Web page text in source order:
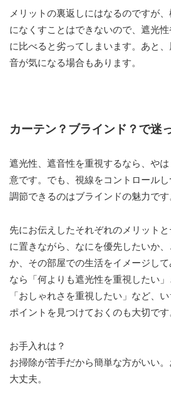
メリットの裏返しにはなるのですが
になくすことはできないので、遮光
に比べると劣ってしまいます。あと
音が気になる場合もあります。
カーテン？ブラインド？で迷
遮光性、遮音性を重視するなら、や
意です。でも、視線をコントロール
調節できるのはブラインドの魅力です
先にお伝えしたそれぞれのメリット
に置きながら、なにを優先したいか
か、その部屋での生活をイメージし
なら「何よりも遮光性を重視したい
「おしゃれさを重視したい」など、
ポイントを見つけておくのも大切です
お手入れは？
お掃除が苦手だから簡単な方がいい
大丈夫。